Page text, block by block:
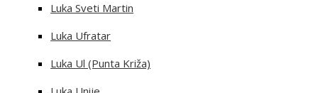
Luka Sveti Martin
Luka Ufratar
Luka Ul (Punta Križa)